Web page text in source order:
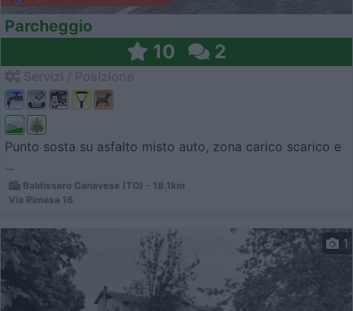
Parcheggio
10 2
Punto sosta su asfalto misto auto, zona carico scarico e
...
Baldissero Canavese (TO) - 18.1km
Via Rimesa 16
1